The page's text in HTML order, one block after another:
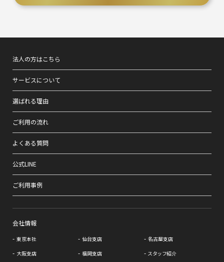
法人の方はこちら
サービスについて
選ばれる理由
ご利用の流れ
よくある質問
公式LINE
ご利用事例
会社情報
東京本社 仙台支店
名古屋支店
大阪支店
福岡支店
スタッフ紹介